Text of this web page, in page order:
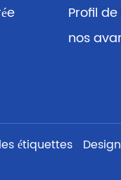
Profil
nos
étiquettes